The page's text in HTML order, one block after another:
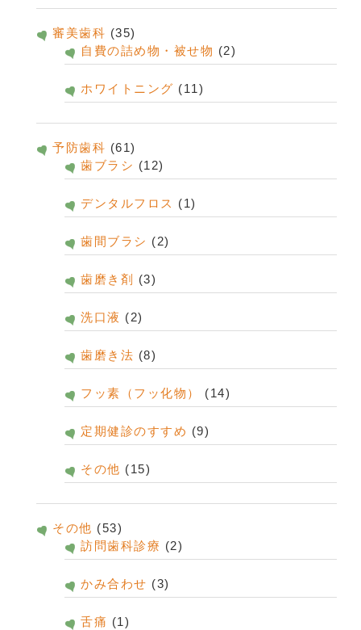
審美歯科 (35)
自費の詰め物・被せ物 (2)
ホワイトニング (11)
予防歯科 (61)
歯ブラシ (12)
デンタルフロス (1)
歯間ブラシ (2)
歯磨き剤 (3)
洗口液 (2)
歯磨き法 (8)
フッ素（フッ化物） (14)
定期健診のすすめ (9)
その他 (15)
その他 (53)
訪問歯科診療 (2)
かみ合わせ (3)
舌痛 (1)